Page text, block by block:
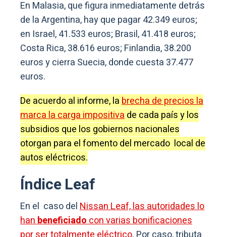
En Malasia, que figura inmediatamente detrás
de la Argentina, hay que pagar 42.349 euros;
en Israel, 41.533 euros; Brasil, 41.418 euros;
Costa Rica, 38.616 euros; Finlandia, 38.200
euros y cierra Suecia, donde cuesta 37.477
euros.
De acuerdo al informe, labrecha de precios la
marca la carga impositivade cada país y los
subsidios que los gobiernos nacionales
otorgan para el fomento del mercado local de
autos eléctricos.
Índice Leaf
En el caso delNissan Leaf, las autoridades lo
hanbeneficiadocon varias bonificaciones